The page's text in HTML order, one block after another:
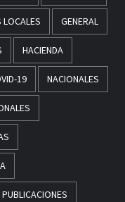
LOCALES GENERAL
HACIENDA
19 NACIONALES
PUBLICACIONES